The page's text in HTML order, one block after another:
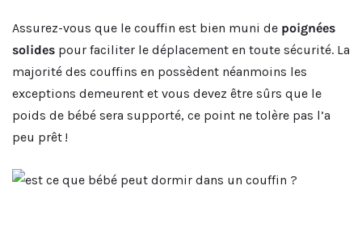
Assurez-vous que le couffin est bien muni de poignées
solides pour faciliter le déplacement en toute sécurité. La
majorité des couffins en possèdent néanmoins les
exceptions demeurent et vous devez être sûrs que le
poids de bébé sera supporté, ce point ne tolère pas l’a
peu prêt !